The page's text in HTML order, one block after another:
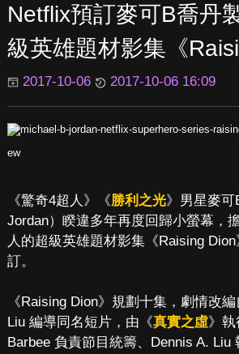
Netflix預訂麥可B喬丹
級英雄題材影集《
2017-10-06 2017-10-06 16:09
ew
《驚奇4超人》《勝利之光》男星麥可
Jordan）睽違多年再度回歸小螢幕，
人的超級英雄題材影集《Raising
訂。
《Raising Dion》規劃十集，劇情改
Liu 編導同名短片，由《真實之虛》執
Barbee 負責節目統籌、Dennis A. Liu